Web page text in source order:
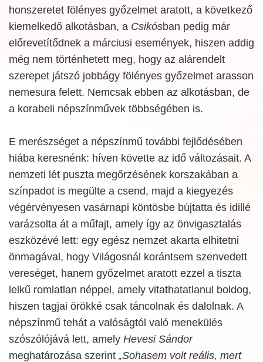
honszeretet fölényes győzelmet aratott, a következő
kiemelkedő alkotásban, a Csikósban pedig már
előrevetítődnek a márciusi események, hiszen addig
még nem történhetett meg, hogy az alárendelt
szerepet játszó jobbágy fölényes győzelmet arasson
nemesura felett. Nemcsak ebben az alkotásban, de
a korabeli népszínművek többségében is.
E merészséget a népszínmű további fejlődésében
hiába keresnénk: híven követte az idő változásait. A
nemzeti lét puszta megőrzésének korszakában a
színpadot is megülte a csend, majd a kiegyezés
végérvényesen vasárnapi köntösbe bújtatta és idillé
varázsolta át a műfajt, amely így az önvigasztalás
eszközévé lett: egy egész nemzet akarta elhitetni
önmagával, hogy Világosnál korántsem szenvedett
vereséget, hanem győzelmet aratott ezzel a tiszta
lelkű romlatlan néppel, amely vitathatatlanul boldog,
hiszen tagjai örökké csak táncolnak és dalolnak. A
népszínmű tehát a valóságtól való menekülés
szószólójává lett, amely Hevesi Sándor
meghatározása szerint „Sohasem volt reális, mert